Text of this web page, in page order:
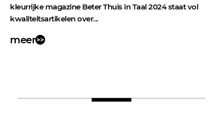
kleurrijke magazine Beter Thuis in Taal 2024 staat vol
kwaliteitsartikelen over...
meer